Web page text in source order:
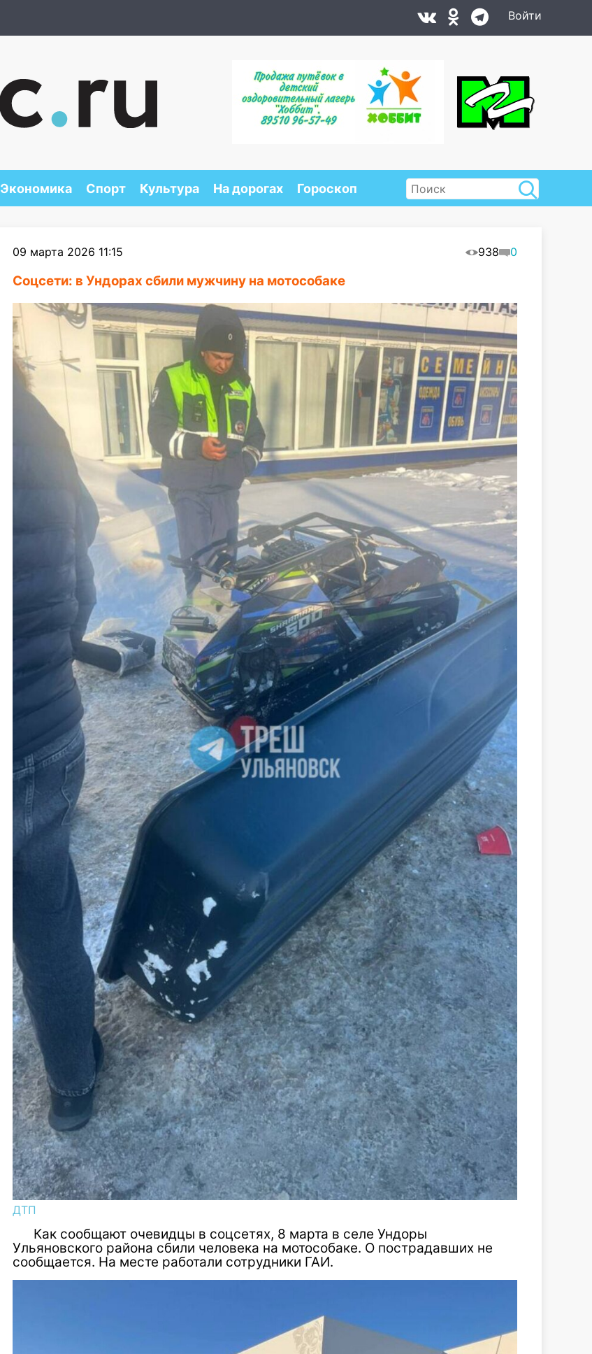
Войти
Экономика Спорт Культура На дорогах Гороскоп
09 марта 2026 11:15 938 0
Соцсети: в Ундорах сбили мужчину на мотособаке
ДТП
Как сообщают очевидцы в соцсетях, 8 марта в селе Ундоры
Ульяновского района сбили человека на мотособаке. О пострадавших не
сообщается. На месте работали сотрудники ГАИ.